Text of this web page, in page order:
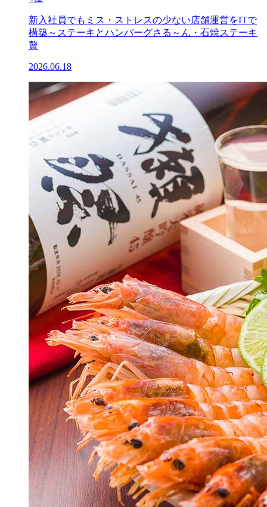
新入社員でもミス・ストレスの少ない店舗運営をITで
構築～ステーキとハンバーグさる～ん・石焼ステーキ
贅
2026.06.18